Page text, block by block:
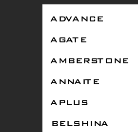
ADVANCE
AGATE
AMBERSTONE
ANNAITE
APLUS
BELSHINA